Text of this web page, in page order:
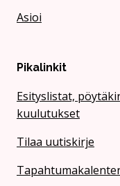
Asioi
Pikalinkit
Esityslistat,
kuulutukset
Tilaa uutiskirje